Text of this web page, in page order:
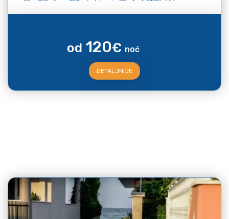
od 120€ noć
DETALJNIJE